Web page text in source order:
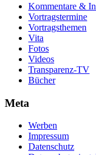
Kommentare &
Vortragstermine
Vortragsthemen
Vita
Fotos
Videos
Transparenz-TV
Bücher
Meta
Werben
Impressum
Datenschutz